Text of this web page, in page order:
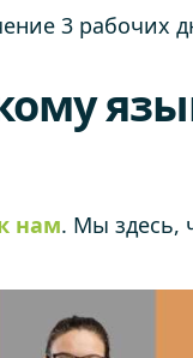
3 рабочих
нам. Мы здесь,